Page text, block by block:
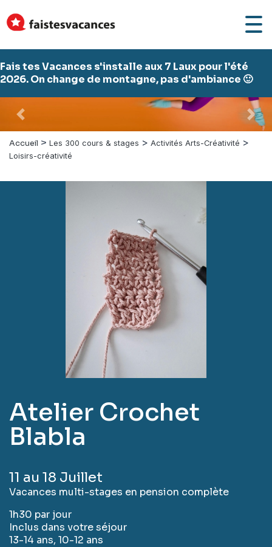
Fais tes Vacances s'installe aux 7 Laux pour l'été
2026. On change de montagne, pas d'ambiance 🙂
Précédent
Accueil > Les 300 cours & stages > Activités Arts-Créativité >
Loisirs-créativité
Atelier Crochet
Blabla
11 au 18 Juillet
Vacances multi-stages en pension complète
1h30 par jour
Inclus dans votre séjour
13-14 ans, 10-12 ans